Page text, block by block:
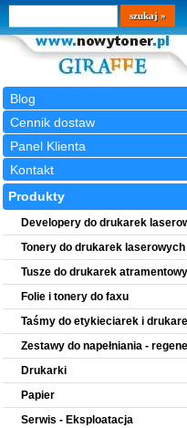
Blog
Cennik dostaw
Panel Klienta
Kontakt
Wyszukiwarka
szukaj
Produkty
Developery do drukarek
Tonery do drukarek laserowych
Tusze do drukarek
Folie i tonery do faxu
Taśmy do etykieciarek i
Zestawy do napełniania -
Drukarki
Papier
Serwis - Eksploatacja